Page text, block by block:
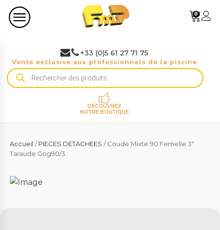
0
+33 (0)5 61 27 71 75
Vente exclusive aux professionnels de la piscine
Recherche
de
DÉCOUVREZ
NOTRE BOUTIQUE
Accueil /PIECES DETACHEES / Coude Mixte 90 Femelle 3"
Taraude Gog90/3